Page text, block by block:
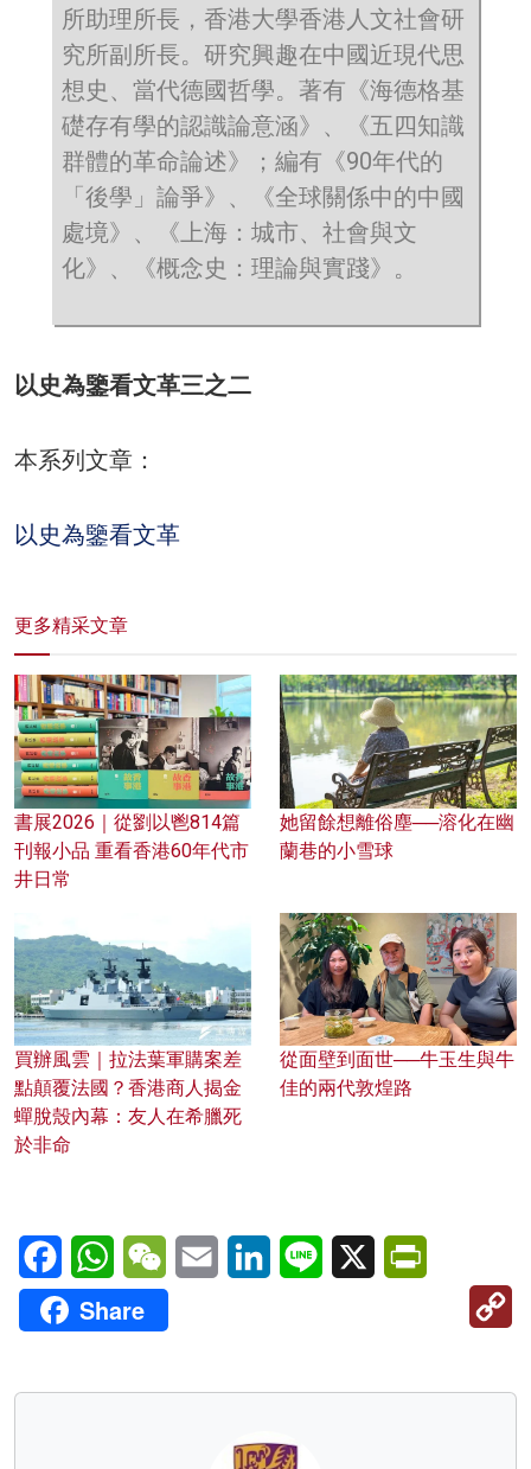
所助理所長，香港大學香港人文社會研
究所副所長。研究興趣在中國近現代思
想史、當代德國哲學。著有《海德格基
礎存有學的認識論意涵》、《五四知識
群體的革命論述》；編有《90年代的
「後學」論爭》、《全球關係中的中國
處境》、《上海：城市、社會與文
化》、《概念史：理論與實踐》。
以史為鑒看文革三之二
本系列文章：
以史為鑒看文革
更多精采文章
書展2026｜從劉以鬯814篇
刊報小品 重看香港60年代市
井日常
她留餘想離俗塵──溶化在幽
蘭巷的小雪球
買辦風雲｜拉法葉軍購案差
點顛覆法國？香港商人揭金
蟬脫殼內幕：友人在希臘死
於非命
從面壁到面世──牛玉生與牛
佳的兩代敦煌路
FacebookWhatsAppWeChatEmail LinkedInLine X
Share